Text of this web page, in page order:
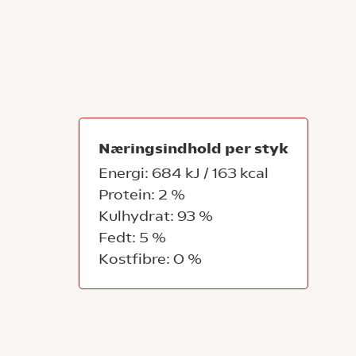
Næringsindhold per styk
Energi: 684 kJ / 163 kcal
Protein: 2 %
Kulhydrat: 93 %
Fedt: 5 %
Kostfibre: 0 %